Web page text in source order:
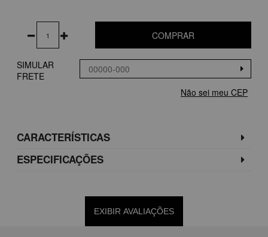
COMPRAR
SIMULAR
FRETE
Não sei meu CEP
CARACTERÍSTICAS
ESPECIFICAÇÕES
EXIBIR AVALIAÇÕES